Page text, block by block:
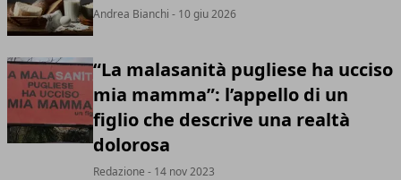
Andrea Bianchi - 10 giu 2026
“La malasanità pugliese ha ucciso
mia mamma”: l’appello di un
figlio che descrive una realtà
dolorosa
Redazione - 14 nov 2023